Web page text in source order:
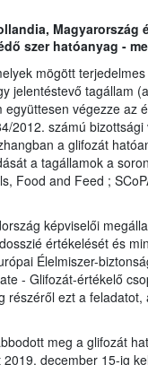
Magyarország
szer hatóanyag -
mögött
jelentéstevő tagállam
végezze az
2012. számú
a glifozát
a tagállamok a
Food and Feed ;
képviselői
értékelését és
Élelmiszer-
- Glifozát-értékelő
ezt a feladatot,
meg a glifozát
december 15-ig